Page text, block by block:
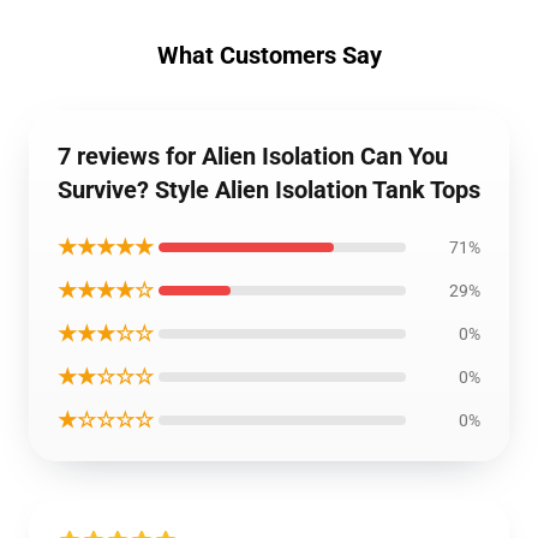
What Customers Say
7 reviews for Alien Isolation Can You
Survive? Style Alien Isolation Tank Tops
★★★★★ 71%
★★★★☆ 29%
★★★☆☆ 0%
★★☆☆☆ 0%
★☆☆☆☆ 0%